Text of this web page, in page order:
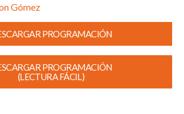
Gómez
PROGRAMACIÓN
PROGRAMACIÓN
(LECTURA FÁCIL)